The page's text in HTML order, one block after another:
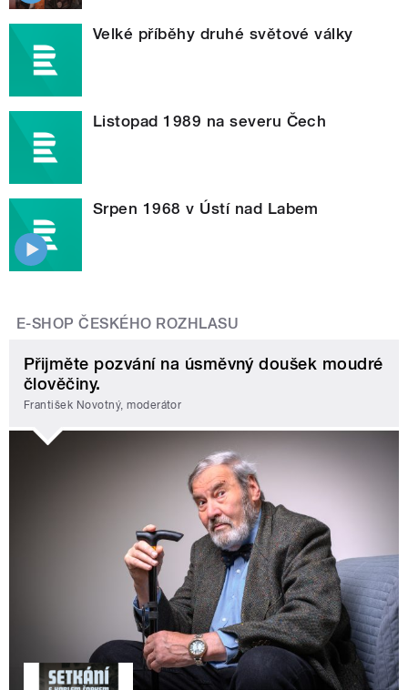
Velké příběhy druhé světové války
Listopad 1989 na severu Čech
Srpen 1968 v Ústí nad Labem
E-SHOP ČESKÉHO ROZHLASU
Přijměte pozvání na úsměvný doušek moudré
člověčiny.
František Novotný, moderátor